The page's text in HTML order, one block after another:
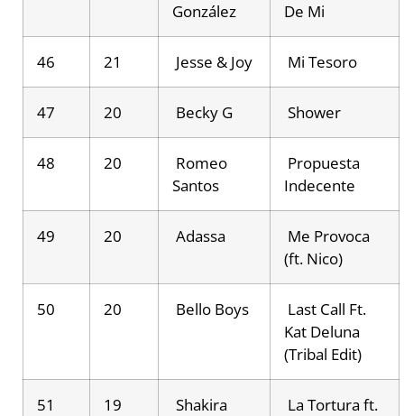
González
De Mi
46 21 Jesse & Joy Mi Tesoro
47 20 Becky G Shower
48 20
Romeo
Santos
Propuesta
Indecente
49 20 Adassa
Me Provoca
(ft. Nico)
50 20 Bello Boys
Last Call Ft.
Kat Deluna
(Tribal Edit)
51 19 Shakira
La Tortura ft.